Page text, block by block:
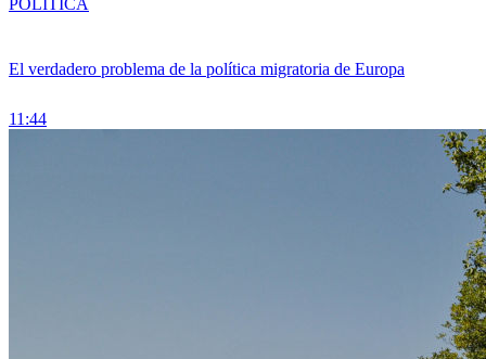
El verdadero problema de la política migratoria de Europa
11:44